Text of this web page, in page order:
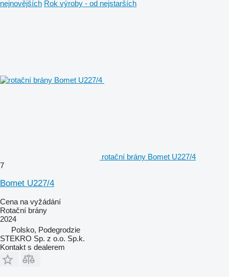
nejnovějších Rok výroby - od nejstarších
rotační brány Bomet U227/4
7
Bomet U227/4
Cena na vyžádání
Rotační brány
2024
Polsko, Podegrodzie
STEKRO Sp. z o.o. Sp.k.
Kontakt s dealerem